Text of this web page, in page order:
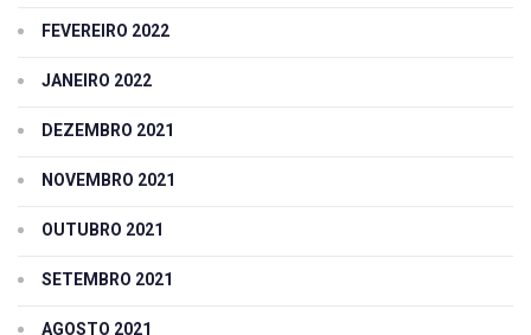
FEVEREIRO 2022
JANEIRO 2022
DEZEMBRO 2021
NOVEMBRO 2021
OUTUBRO 2021
SETEMBRO 2021
AGOSTO 2021